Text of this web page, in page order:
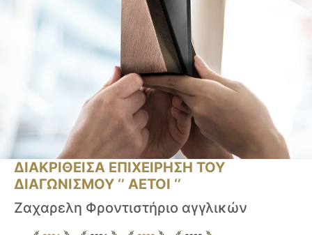
ΔΙΑΚΡΙΘΕΙΣΑ ΕΠΙΧΕΙΡΗΣΗ ΤΟΥ
ΔΙΑΓΩΝΙΣΜΟΥ ‘’ ΑΕΤΟΙ ‘’
Ζαχαρελη Φροντιστήριο αγγλικών